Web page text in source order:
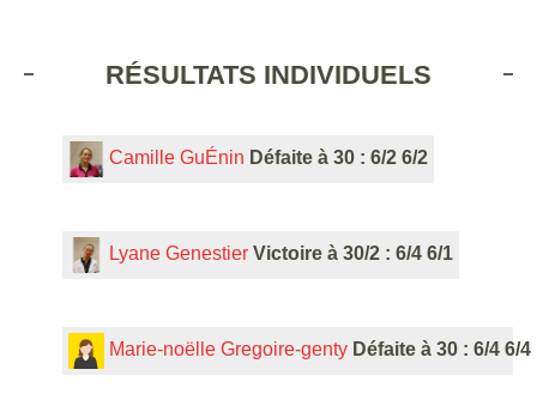
RÉSULTATS INDIVIDUELS
Camille GuÉnin Défaite à 30 : 6/2 6/2
Lyane Genestier Victoire à 30/2 : 6/4 6/1
Marie-noëlle Gregoire-genty Défaite à 30 : 6/4 6/4